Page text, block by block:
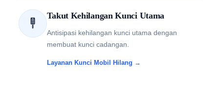
Takut Kehilangan Kunci Utama
Antisipasi kehilangan kunci utama dengan
membuat kunci cadangan.
Layanan Kunci Mobil Hilang →